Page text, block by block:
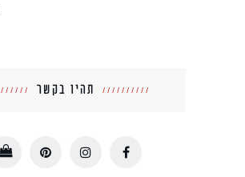
תהיו בקשר